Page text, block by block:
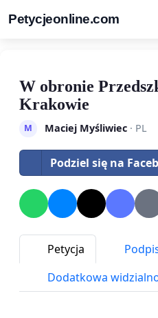
Petycjeonline.com
W obronie
Krakowie
M Maciej Myśliwiec· PL
Podziel się na
Petycja
Dodatkowa